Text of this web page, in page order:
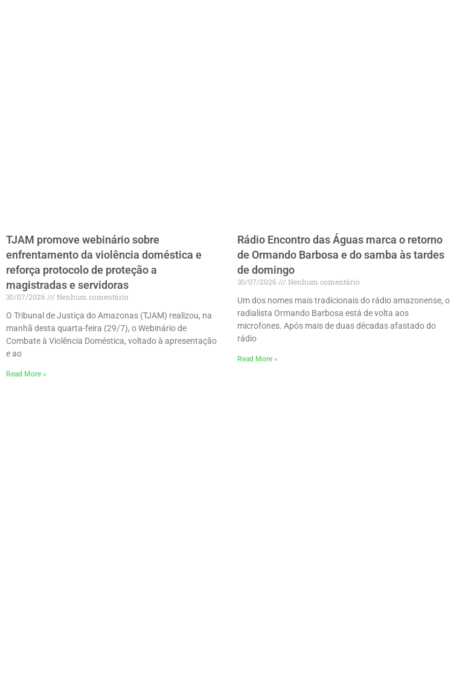
TJAM promove webinário sobre
enfrentamento da violência doméstica e
reforça protocolo de proteção a
magistradas e servidoras
30/07/2026
Nenhum comentário
O Tribunal de Justiça do Amazonas (TJAM) realizou, na
manhã desta quarta-feira (29/7), o Webinário de
Combate à Violência Doméstica, voltado à apresentação
e ao
Read More »
Rádio Encontro das Águas marca o retorno
de Ormando Barbosa e do samba às tardes
de domingo
30/07/2026
Nenhum comentário
Um dos nomes mais tradicionais do rádio amazonense, o
radialista Ormando Barbosa está de volta aos
microfones. Após mais de duas décadas afastado do
rádio
Read More »